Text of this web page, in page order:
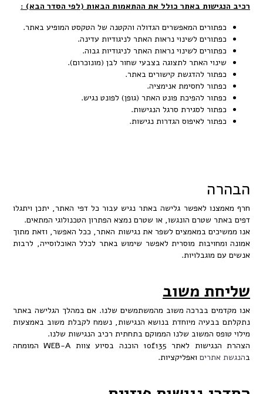
באתר כולל את ההתאמות הבאות (לפי הסדר הבא) :
המאפשרים הגדולה והקטנה של הטקסט המופיע באתר.
לשינוי נראות האתר לניגודיות עדינה.
לשינוי נראות האתר לניגודיות גבוה.
האתר לתצוגה בצבעי שחור לבן (מונוכרום).
להדגשת קישורים באתר.
לחסימת אנימציה.
להפיכת פונט האתר (גופן) לפונט נגיש.
לסגירת סרגל הנגישות.
לאיפוס הגדרות נגישות.
לאפשר גלישה באתר נגיש עבור כל דפי האתר, יתכן ויתגלו
שטרם הונגשו, או שטרם נמצא הפתרון הטכנולוגי המתאים.
במאמצים לשפר את נגישות האתר, ככל האפשר, וזאת מתוך
מוסרית לאפשר שימוש באתר לכלל האוכלוסייה, לרבות
משוב
בברכה משוב מהמשתמשים שלנו. אם במהלך הגלישה באתר
מיוחדת בנושא הנגישות, נשמח לקבלת משוב באמצעות
המשוב שלנו הממוקם בתחתית רכיב הנגישות שלנו.
הצהרת הנגישות לאתר 1of135 הוכנה בסיוע צוות WEB-A המומחה
ואפליקציות.